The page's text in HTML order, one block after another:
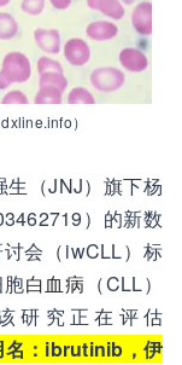
）
生（JNJ）旗下杨
）的新数
会（iwCLL）标
白血病 （CLL）
研究正在评估
名：ibrutinib，伊